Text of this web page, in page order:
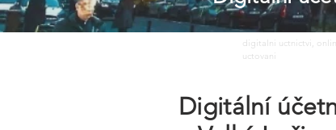
digitalni uctnictvi,
uctovani
Digitální